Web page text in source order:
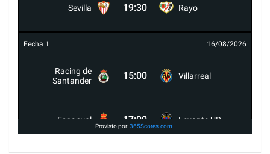
Sevilla 19:30 Rayo
Fecha 1 16/08/2026
Racing de
Santander
15:00 Villarreal
Espanyol 17:00 Levante UD
Provisto por 365Scores.com